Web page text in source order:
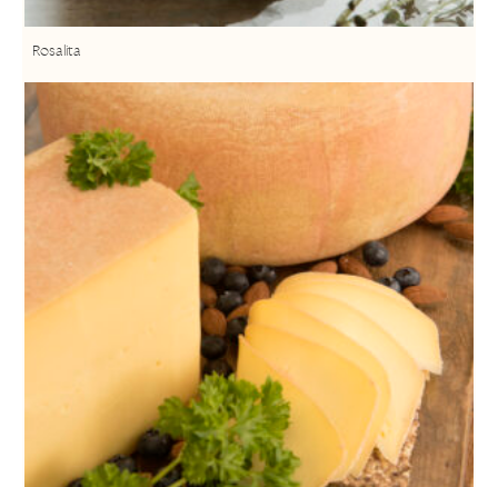
Rosalita